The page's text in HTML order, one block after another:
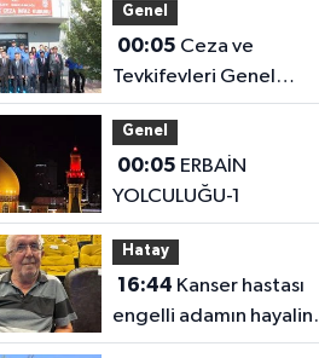
Genel
00:05
Tevkifevleri Genel
Müdürü Çelebi
Yılmaz’dan Iğdır’daki
Kurumlara Ziyaret ve
Üretim İncelemesi
Genel
00:05
YOLCULUĞU-1
Hatay
16:44
engelli adamın hayalini
bile kuramadığı evine